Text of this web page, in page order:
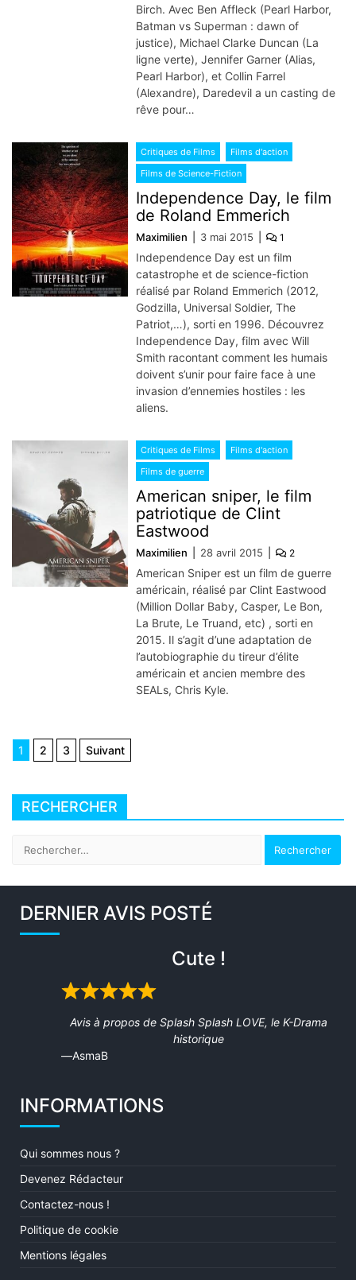
Birch. Avec Ben Affleck (Pearl Harbor,
Batman vs Superman : dawn of
justice), Michael Clarke Duncan (La
ligne verte), Jennifer Garner (Alias,
Pearl Harbor), et Collin Farrel
(Alexandre), Daredevil a un casting de
rêve pour…
Critiques de Films
Films d'action
Films de Science-Fiction
Independence Day, le film
de Roland Emmerich
Maximilien 3 mai 2015 1
Independence Day est un film
catastrophe et de science-fiction
réalisé par Roland Emmerich (2012,
Godzilla, Universal Soldier, The
Patriot,…), sorti en 1996. Découvrez
Independence Day, film avec Will
Smith racontant comment les humais
doivent s’unir pour faire face à une
invasion d’ennemies hostiles : les
aliens.
Critiques de Films
Films d'action
Films de guerre
American sniper, le film
patriotique de Clint
Eastwood
Maximilien 28 avril 2015 2
American Sniper est un film de guerre
américain, réalisé par Clint Eastwood
(Million Dollar Baby, Casper, Le Bon,
La Brute, Le Truand, etc) , sorti en
2015. Il s’agit d’une adaptation de
l’autobiographie du tireur d’élite
américain et ancien membre des
SEALs, Chris Kyle.
Navigation
articles
1 2 3 Suivant
RECHERCHER
DERNIER AVIS POSTÉ
Cute !
Rated
Avis à propos de Splash Splash LOVE, le K-Drama
historique
AsmaB
INFORMATIONS
Qui sommes nous ?
Devenez Rédacteur
Contactez-nous !
Politique de cookie
Mentions légales